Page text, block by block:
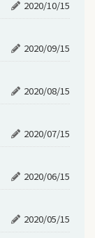
2020/10/15
2020/09/15
2020/08/15
2020/07/15
2020/06/15
2020/05/15